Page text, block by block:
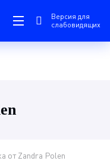
Версия для
слабовидящих
от Zandra Polen